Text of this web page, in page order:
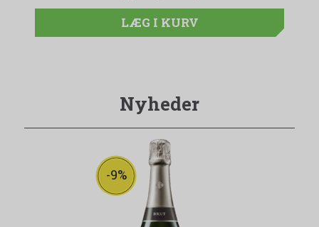
LÆG I KURV
Nyheder
-9%